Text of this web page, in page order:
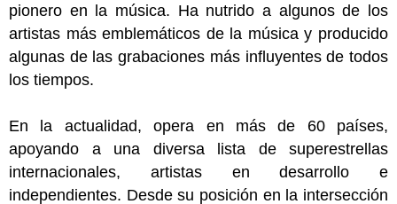
pionero en la música. Ha nutrido a algunos de los
artistas más emblemáticos de la música y producido
algunas de las grabaciones más influyentes de todos
los tiempos.
En la actualidad, opera en más de 60 países,
apoyando a una diversa lista de superestrellas
internacionales, artistas en desarrollo e
independientes. Desde su posición en la intersección